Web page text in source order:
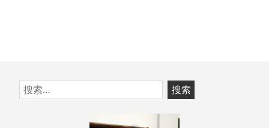
跳
至
搜
索：